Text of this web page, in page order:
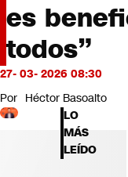
es
todos”
27- 03- 2026 08:30
Por Héctor Basoalto
LO
MÁS
LEÍDO